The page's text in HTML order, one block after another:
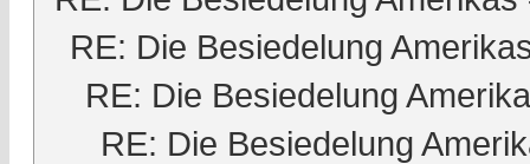
RE: Die Besiedelung
RE: Die Besiedelung
RE: Die Besiedelung